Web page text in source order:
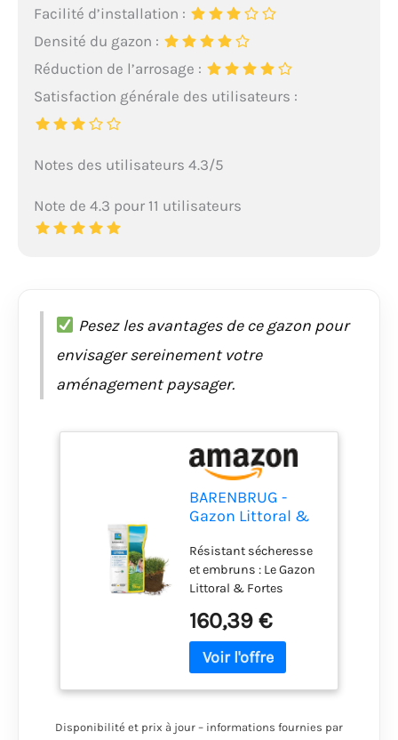
Facilité d’installation :
Densité du gazon :
Réduction de l’arrosage :
Satisfaction générale des utilisateurs :
Notes des utilisateurs 4.3/5
Note de 4.3 pour 11 utilisateurs
Pesez les avantages de ce gazon pour
envisager sereinement votre
aménagement paysager.
BARENBRUG -
Gazon Littoral &
Résistant
Sécheresse - 15KG
Résistant sécheresse
et embruns : Le Gazon
Littoral & Fortes
contraintes liées à la
proximité de la mer en
supportant les sols
160,39 €
Disponibilité et prix à jour – informations fournies par